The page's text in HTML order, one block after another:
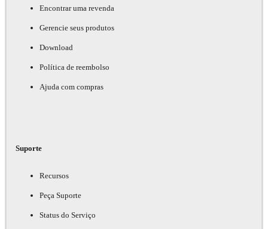
Encontrar uma revenda
Gerencie seus produtos
Download
Política de reembolso
Ajuda com compras
Suporte
Recursos
Peça Suporte
Status do Serviço